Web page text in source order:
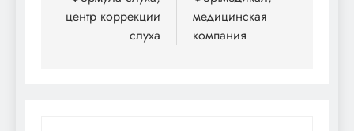
записям
центр коррекции
слуха
медицинская
компания